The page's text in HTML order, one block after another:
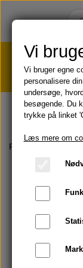
Forside
Vi
Vi bruger egne
personalisere
undersøge,
besøgende. Du
trykke på linket
Læs mere om